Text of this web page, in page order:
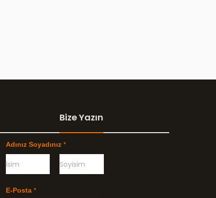
Bize Yazın
Adınız Soyadınız *
c
E-Posta *